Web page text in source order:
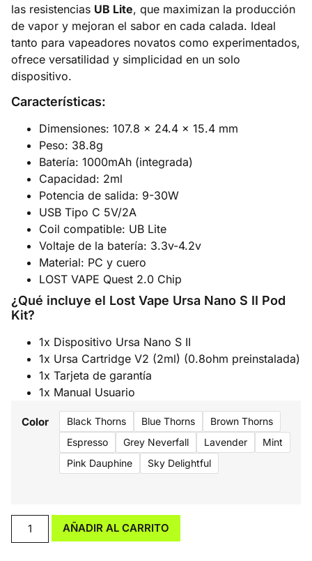
las resistencias UB Lite, que maximizan la producción
de vapor y mejoran el sabor en cada calada. Ideal
tanto para vapeadores novatos como experimentados,
ofrece versatilidad y simplicidad en un solo
dispositivo.
Características:
Dimensiones: 107.8 x 24.4 x 15.4 mm
Peso: 38.8g
Batería: 1000mAh (integrada)
Capacidad: 2ml
Potencia de salida: 9-30W
USB Tipo C 5V/2A
Coil compatible: UB Lite
Voltaje de la batería: 3.3v-4.2v
Material: PC y cuero
LOST VAPE Quest 2.0 Chip
¿Qué incluye el Lost Vape Ursa Nano S II Pod
Kit?
1x Dispositivo Ursa Nano S II
1x Ursa Cartridge V2 (2ml) (0.8ohm preinstalada)
1x Tarjeta de garantía
1x Manual Usuario
Color Black Thorns Blue Thorns
Brown Thorns
Espresso
Grey Neverfall Lavender
Mint
Pink Dauphine
Sky Delightful
AÑADIR AL CARRITO